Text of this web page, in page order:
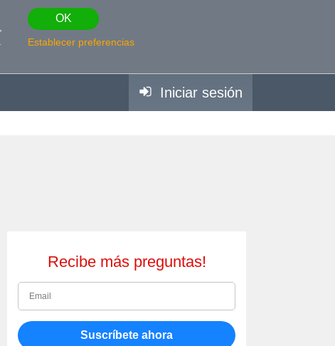
OK
Establecer preferencias
Iniciar sesión
Recibe más preguntas!
Suscríbete ahora